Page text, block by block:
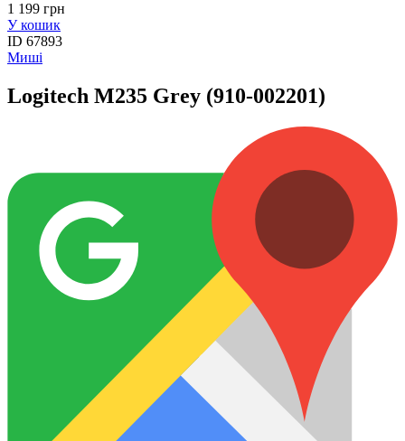
1 199 грн
У кошик
ID 67893
Миші
Logitech M235 Grey (910-002201)